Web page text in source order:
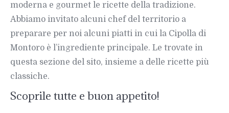
moderna e gourmet le ricette della tradizione.
Abbiamo invitato alcuni chef del territorio a
preparare per noi alcuni piatti in cui la Cipolla di
Montoro è l’ingrediente principale. Le trovate in
questa sezione del sito, insieme a delle ricette più
classiche.
Scoprile tutte e buon appetito!